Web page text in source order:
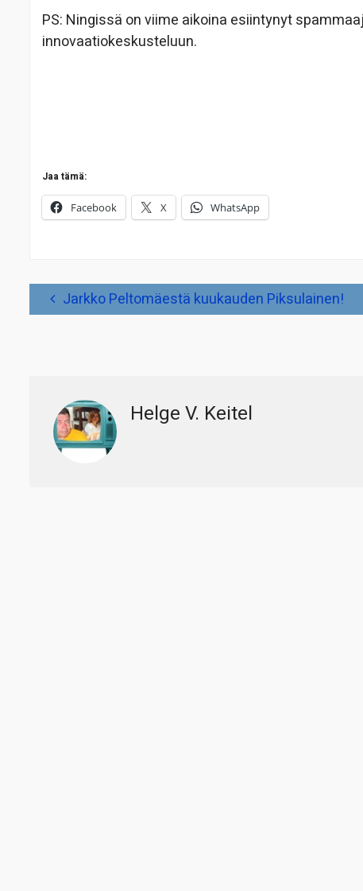
PS: Ningissä on viime aikoina esiintynyt
innovaatiokeskusteluun.
Jaa tämä:
Facebook X WhatsApp
ArtikkelienJarkko Peltomäestä kuukauden Piksulainen!
Helge V. Keitel